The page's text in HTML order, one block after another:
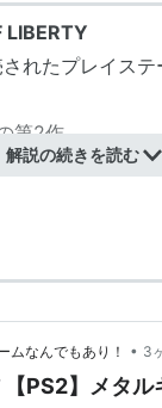
LIBERTY
れたプレイス
第2作。
メント・オブ
解説の続きを読む
ムなんでもあり！ • 3
PS2】メタル